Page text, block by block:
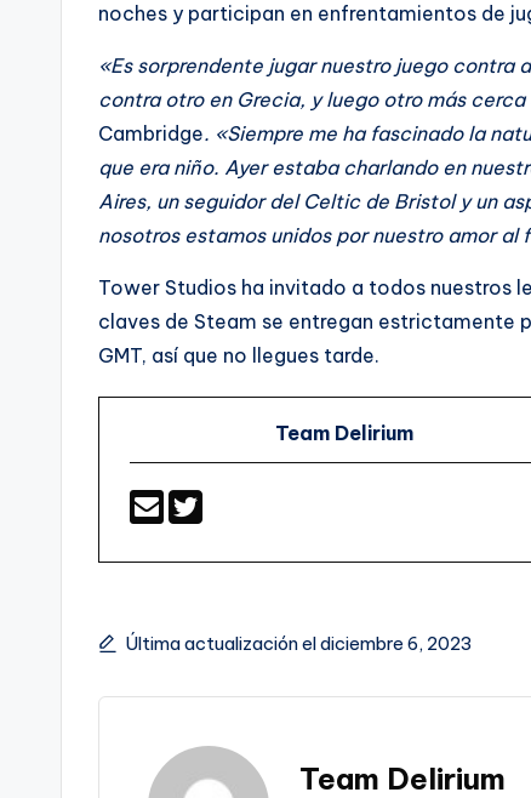
noches y participan en enfrentamientos de
«Es sorprendente jugar nuestro juego
contra otro en Grecia, y luego otro más
Cambridge. «Siempre me ha fascinado la
que era niño. Ayer estaba charlando en
Aires, un seguidor del Celtic de Bristol y un
nosotros estamos unidos por nuestro amor al
Tower Studios ha invitado a todos nuestros
claves de Steam se entregan estrictamente
GMT, así que no llegues tarde.
Team Delirium
Última actualización el diciembre 6, 2023
Team Delirium